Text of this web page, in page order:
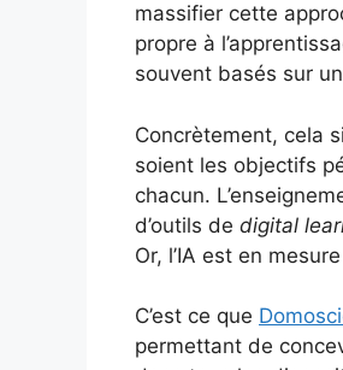
massifier cette
propre à
souvent basés sur
Concrètement, cela
soient les objectifs
chacun.
d’outils de digital
Or, l’IA est en
C’est ce que
permettant de